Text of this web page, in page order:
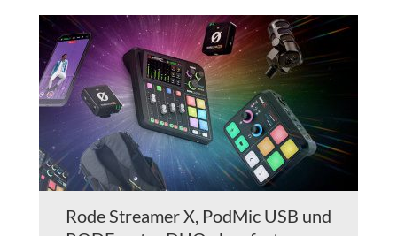
Rode Streamer X, PodMic USB und